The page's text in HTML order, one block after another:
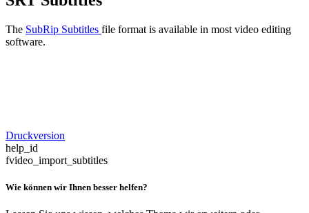
The SubRip Subtitles file format is available in most video editing
software.
Druckversion
help_id
fvideo_import_subtitles
Wie können wir Ihnen besser helfen?